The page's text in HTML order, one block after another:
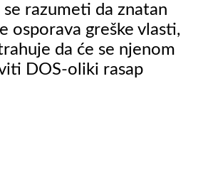
razumeti da znatan
osporava greške vlasti,
da će se njenom
DOS-oliki rasap